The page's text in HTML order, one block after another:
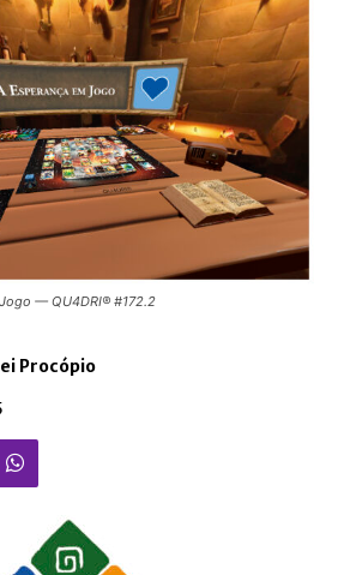
— QU4DRI® #172.2
Procópio